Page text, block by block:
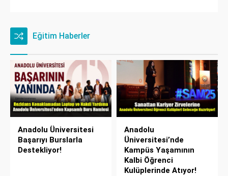
Eğitim Haberler
Anadolu Üniversitesi
Başarıyı Burslarla
Destekliyor!
Anadolu
Üniversitesi’nde
Kampüs Yaşamının
Kalbi Öğrenci
Kulüplerinde Atıyor!